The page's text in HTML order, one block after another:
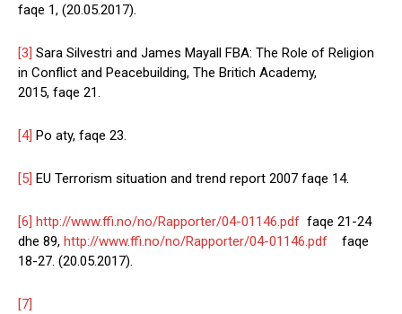
faqe 1, (20.05.2017).
[3] Sara Silvestri and James Mayall FBA: The Role of Religion
in Conflict and Peacebuilding, The Britich Academy,
2015, faqe 21.
[4] Po aty, faqe 23.
[5] EU Terrorism situation and trend report 2007 faqe 14.
[6] http://www.ffi.no/no/Rapporter/04-01146.pdf faqe 21-24
dhe 89, http://www.ffi.no/no/Rapporter/04-01146.pdf faqe
18-27. (20.05.2017).
[7]